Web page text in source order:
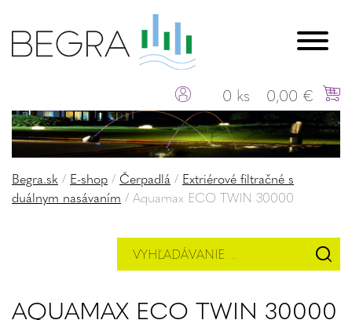
0 ks 0,00 €
Begra.sk / E-shop / Čerpadlá / Extriérové filtračné s
duálnym nasávaním / Aquamax ECO TWIN 30000
AQUAMAX ECO TWIN 30000